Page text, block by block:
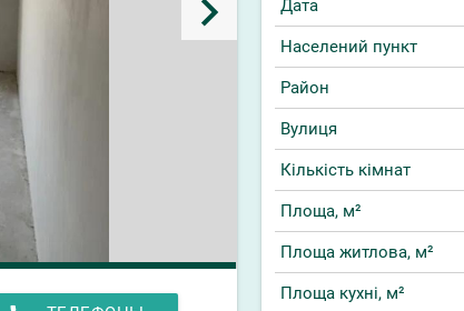
keyboard_arrow_right Дата
Населений пункт
Район
Вулиця
Кількість кімнат
Площа, м²
Площа житлова, м²
Площа кухні, м²